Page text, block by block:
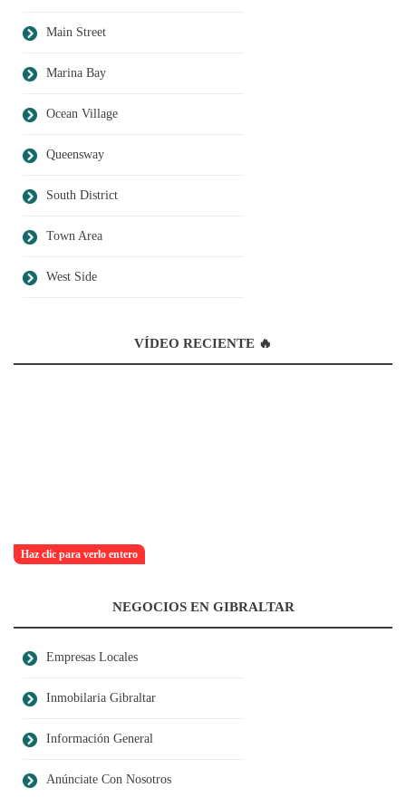
Main Street
Marina Bay
Ocean Village
Queensway
South District
Town Area
West Side
VÍDEO RECIENTE 🔥
Haz clic para verlo entero
NEGOCIOS EN GIBRALTAR
Empresas Locales
Inmobilaria Gibraltar
Información General
Anúnciate Con Nosotros